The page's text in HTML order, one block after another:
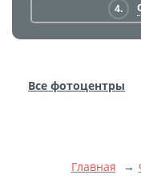
4.
Все фотоцентры
Главная